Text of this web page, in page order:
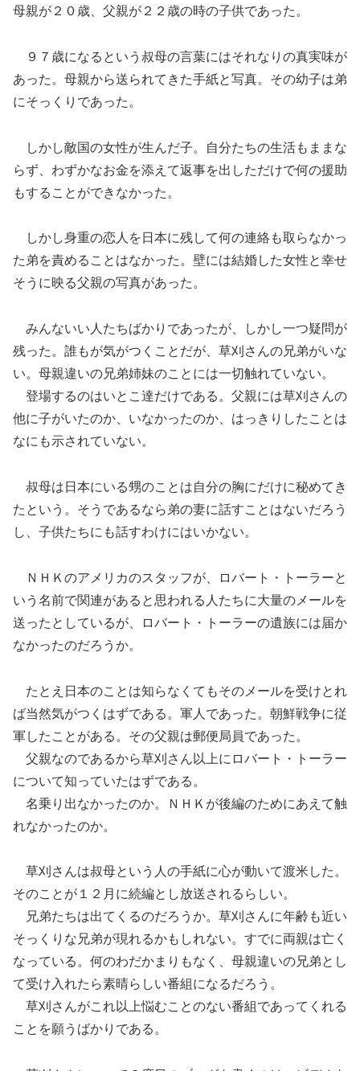
母親が２０歳、父親が２２歳の時の子供であった。
９７歳になるという叔母の言葉にはそれなりの真実味が
あった。母親から送られてきた手紙と写真。その幼子は弟
にそっくりであった。
しかし敵国の女性が生んだ子。自分たちの生活もままな
らず、わずかなお金を添えて返事を出しただけで何の援助
もすることができなかった。
しかし身重の恋人を日本に残して何の連絡も取らなかっ
た弟を責めることはなかった。壁には結婚した女性と幸せ
そうに映る父親の写真があった。
みんないい人たちばかりであったが、しかし一つ疑問が
残った。誰もが気がつくことだが、草刈さんの兄弟がいな
い。母親違いの兄弟姉妹のことには一切触れていない。
登場するのはいとこ達だけである。父親には草刈さんの
他に子がいたのか、いなかったのか、はっきりしたことは
なにも示されていない。
叔母は日本にいる甥のことは自分の胸にだけに秘めてき
たという。そうであるなら弟の妻に話すことはないだろう
し、子供たちにも話すわけにはいかない。
ＮＨＫのアメリカのスタッフが、ロバート・トーラーと
いう名前で関連があると思われる人たちに大量のメールを
送ったとしているが、ロバート・トーラーの遺族には届か
なかったのだろうか。
たとえ日本のことは知らなくてもそのメールを受けとれ
ば当然気がつくはずである。軍人であった。朝鮮戦争に従
軍したことがある。その父親は郵便局員であった。
父親なのであるから草刈さん以上にロバート・トーラー
について知っていたはずである。
名乗り出なかったのか。ＮＨＫが後編のためにあえて触
れなかったのか。
草刈さんは叔母という人の手紙に心が動いて渡米した。
そのことが１２月に続編とし放送されるらしい。
兄弟たちは出てくるのだろうか。草刈さんに年齢も近い
そっくりな兄弟が現れるかもしれない。すでに両親は亡く
なっている。何のわだかまりもなく、母親違いの兄弟とし
て受け入れたら素晴らしい番組になるだろう。
草刈さんがこれ以上悩むことのない番組であってくれる
ことを願うばかりである。